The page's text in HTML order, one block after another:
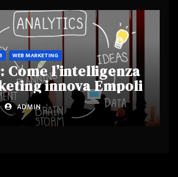
WEB MARKETING
Come l’intelligenza
innova Empoli
ADMIN